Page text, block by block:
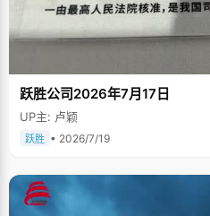
跃胜公司2026年7月17日
UP主: 卢颖
跃胜 • 2026/7/19